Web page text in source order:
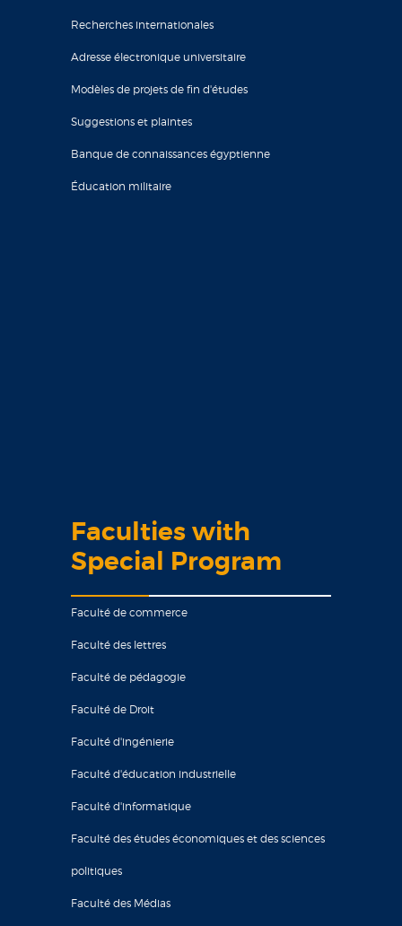
Recherches internationales
Adresse électronique universitaire
Modèles de projets de fin d'études
Suggestions et plaintes
Banque de connaissances égyptienne
Éducation militaire
Faculties with
Special Program
Faculté de commerce
Faculté des lettres
Faculté de pédagogie
Faculté de Droit
Faculté d'ingénierie
Faculté d'éducation industrielle
Faculté d'informatique
Faculté des études économiques et des sciences
politiques
Faculté des Médias